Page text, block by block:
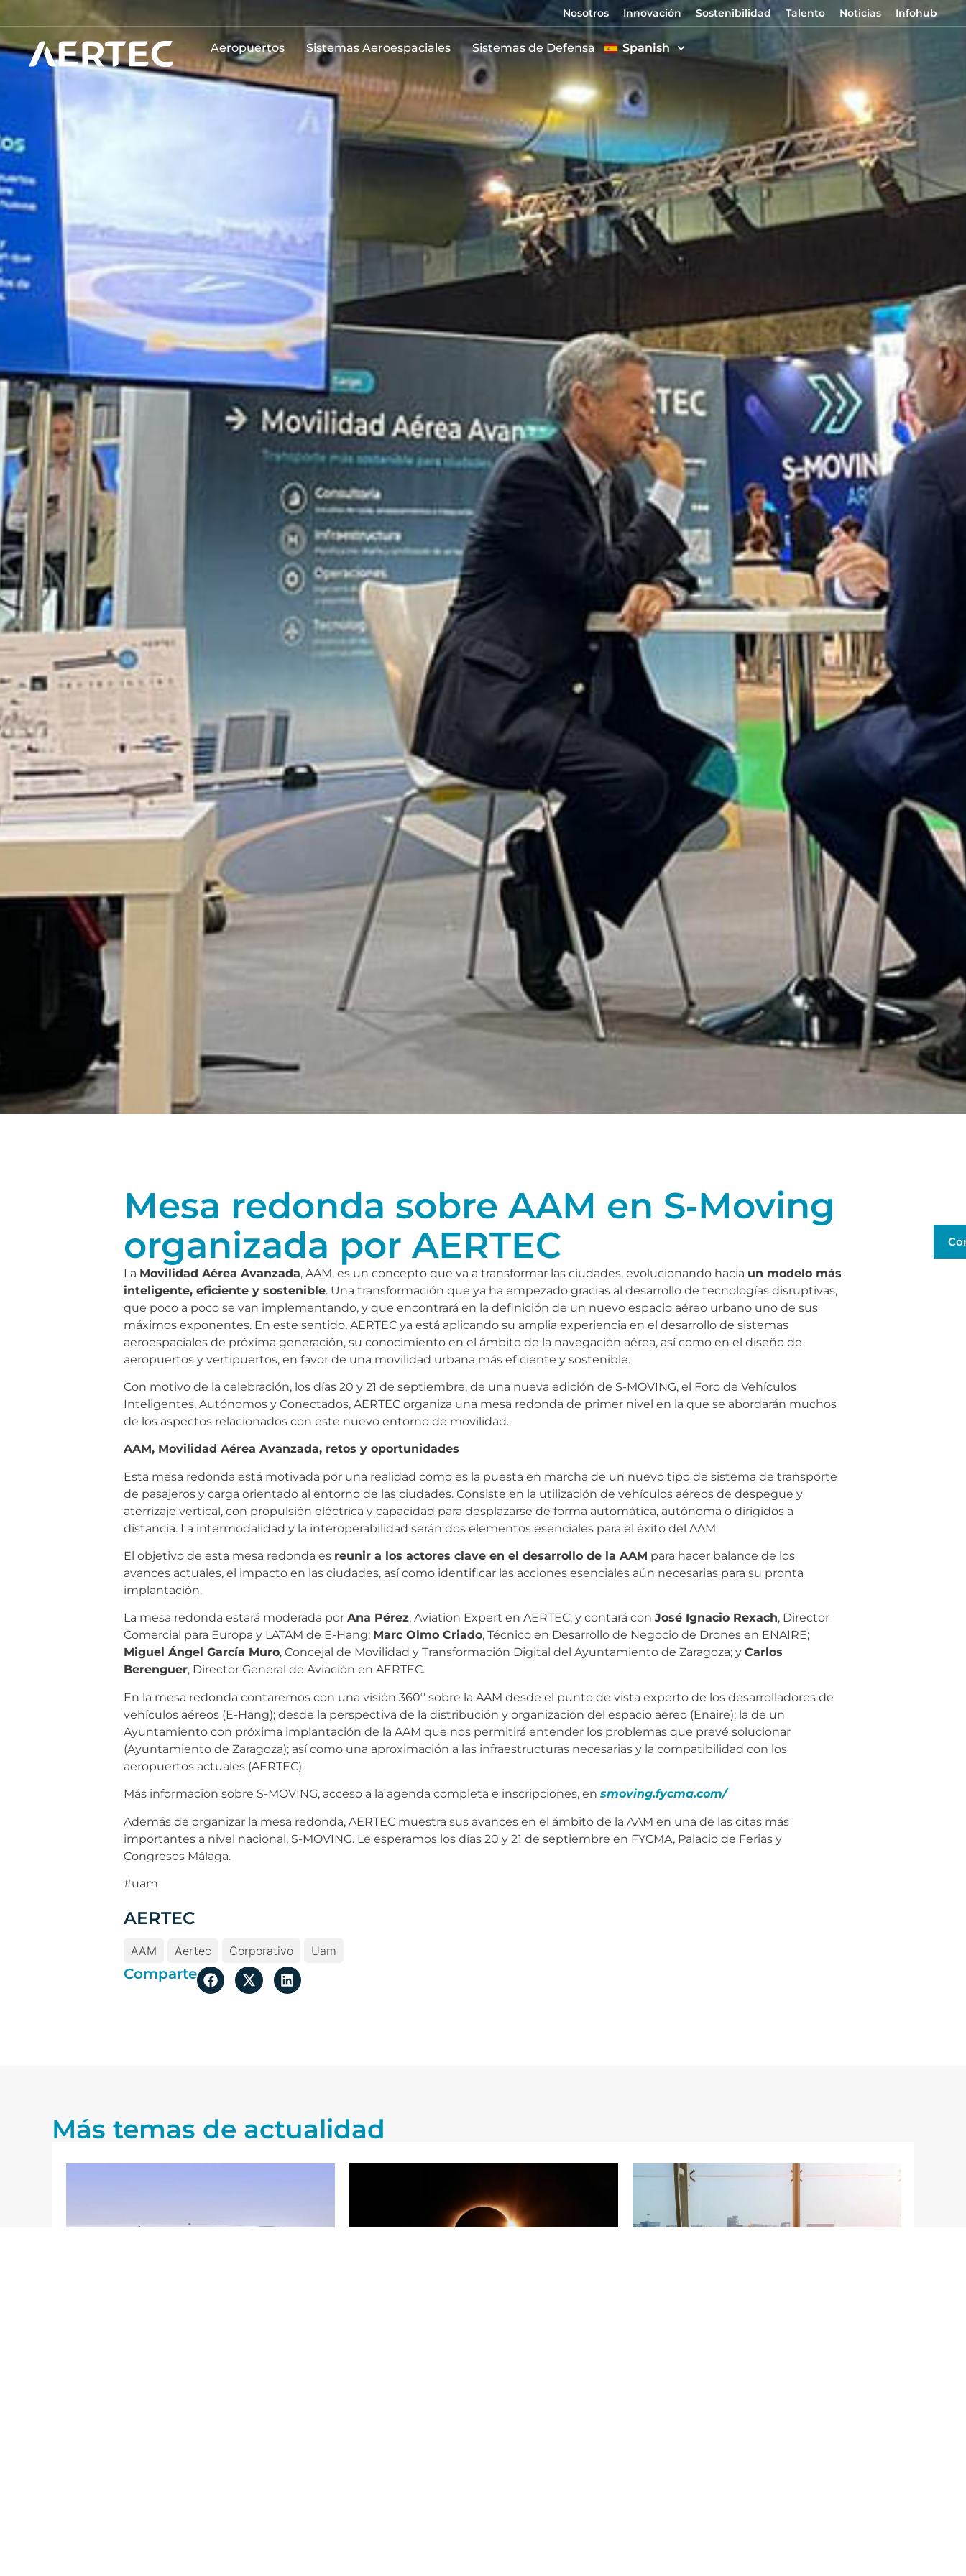
Nosotros Innovación Sostenibilidad Talento Noticias Infohub
Aeropuertos Sistemas Aeroespaciales Sistemas de Defensa Spanish
Mesa redonda sobre AAM en S‑Moving
organizada por AERTEC
La Movilidad Aérea Avanzada, AAM, es un concepto que va a transformar las ciudades, evolucionando hacia un modelo más
inteligente, eficiente y sostenible. Una transformación que ya ha empezado gracias al desarrollo de tecnologías disruptivas,
que poco a poco se van implementando, y que encontrará en la definición de un nuevo espacio aéreo urbano uno de sus
máximos exponentes. En este sentido, AERTEC ya está aplicando su amplia experiencia en el desarrollo de sistemas
aeroespaciales de próxima generación, su conocimiento en el ámbito de la navegación aérea, así como en el diseño de
aeropuertos y vertipuertos, en favor de una movilidad urbana más eficiente y sostenible.
Con motivo de la celebración, los días 20 y 21 de septiembre, de una nueva edición de S-MOVING, el Foro de Vehículos
Inteligentes, Autónomos y Conectados, AERTEC organiza una mesa redonda de primer nivel en la que se abordarán muchos
de los aspectos relacionados con este nuevo entorno de movilidad.
AAM, Movilidad Aérea Avanzada, retos y oportunidades
Esta mesa redonda está motivada por una realidad como es la puesta en marcha de un nuevo tipo de sistema de transporte
de pasajeros y carga orientado al entorno de las ciudades. Consiste en la utilización de vehículos aéreos de despegue y
aterrizaje vertical, con propulsión eléctrica y capacidad para desplazarse de forma automática, autónoma o dirigidos a
distancia. La intermodalidad y la interoperabilidad serán dos elementos esenciales para el éxito del AAM.
El objetivo de esta mesa redonda es reunir a los actores clave en el desarrollo de la AAM para hacer balance de los
avances actuales, el impacto en las ciudades, así como identificar las acciones esenciales aún necesarias para su pronta
implantación.
La mesa redonda estará moderada por Ana Pérez, Aviation Expert en AERTEC, y contará con José Ignacio Rexach, Director
Comercial para Europa y LATAM de E-Hang; Marc Olmo Criado, Técnico en Desarrollo de Negocio de Drones en ENAIRE;
Miguel Ángel García Muro, Concejal de Movilidad y Transformación Digital del Ayuntamiento de Zaragoza; y Carlos
Berenguer, Director General de Aviación en AERTEC.
En la mesa redonda contaremos con una visión 360º sobre la AAM desde el punto de vista experto de los desarrolladores de
vehículos aéreos (E-Hang); desde la perspectiva de la distribución y organización del espacio aéreo (Enaire); la de un
Ayuntamiento con próxima implantación de la AAM que nos permitirá entender los problemas que prevé solucionar
(Ayuntamiento de Zaragoza); así como una aproximación a las infraestructuras necesarias y la compatibilidad con los
aeropuertos actuales (AERTEC).
Más información sobre S-MOVING, acceso a la agenda completa e inscripciones, en smoving.fycma.com/
Además de organizar la mesa redonda, AERTEC muestra sus avances en el ámbito de la AAM en una de las citas más
importantes a nivel nacional, S-MOVING. Le esperamos los días 20 y 21 de septiembre en FYCMA, Palacio de Ferias y
Congresos Málaga.
#uam
AERTEC
AAM Aertec Corporativo Uam
Comparte
Más temas de actualidad